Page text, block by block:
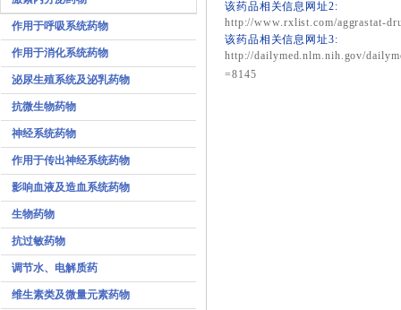
作用于呼吸系统药物
作用于消化系统药物
泌尿生殖系统及泌乳药物
抗微生物药物
神经系统药物
作用于传出神经系统药物
影响血液及造血系统药物
生物药物
抗过敏药物
调节水、电解质药
维生素类及微量元素药物
该药品相关信息网址2:
http://www.rxlist.com/aggrastat-
该药品相关信息网址3:
http://dailymed.nlm.nih.gov/
=8145